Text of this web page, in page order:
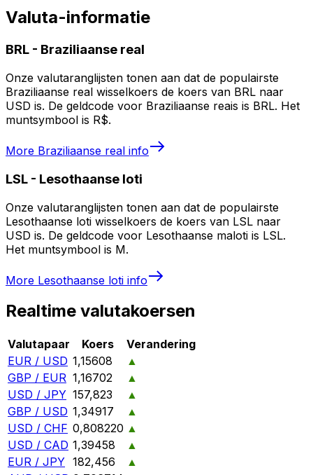
Valuta-informatie
BRL - Braziliaanse real
Onze valutaranglijsten tonen aan dat de populairste
Braziliaanse real wisselkoers de koers van BRL naar
USD is. De geldcode voor Braziliaanse reais is BRL. Het
muntsymbool is R$.
More Braziliaanse real info
LSL - Lesothaanse loti
Onze valutaranglijsten tonen aan dat de populairste
Lesothaanse loti wisselkoers de koers van LSL naar
USD is. De geldcode voor Lesothaanse maloti is LSL.
Het muntsymbool is M.
More Lesothaanse loti info
Realtime valutakoersen
Valutapaar Koers
Verandering
EUR / USD 1,15608
▲
GBP / EUR 1,16702
▲
USD / JPY 157,823
▲
GBP / USD 1,34917
▲
USD / CHF 0,808220 ▲
USD / CAD 1,39458
▲
EUR / JPY 182,456
▲